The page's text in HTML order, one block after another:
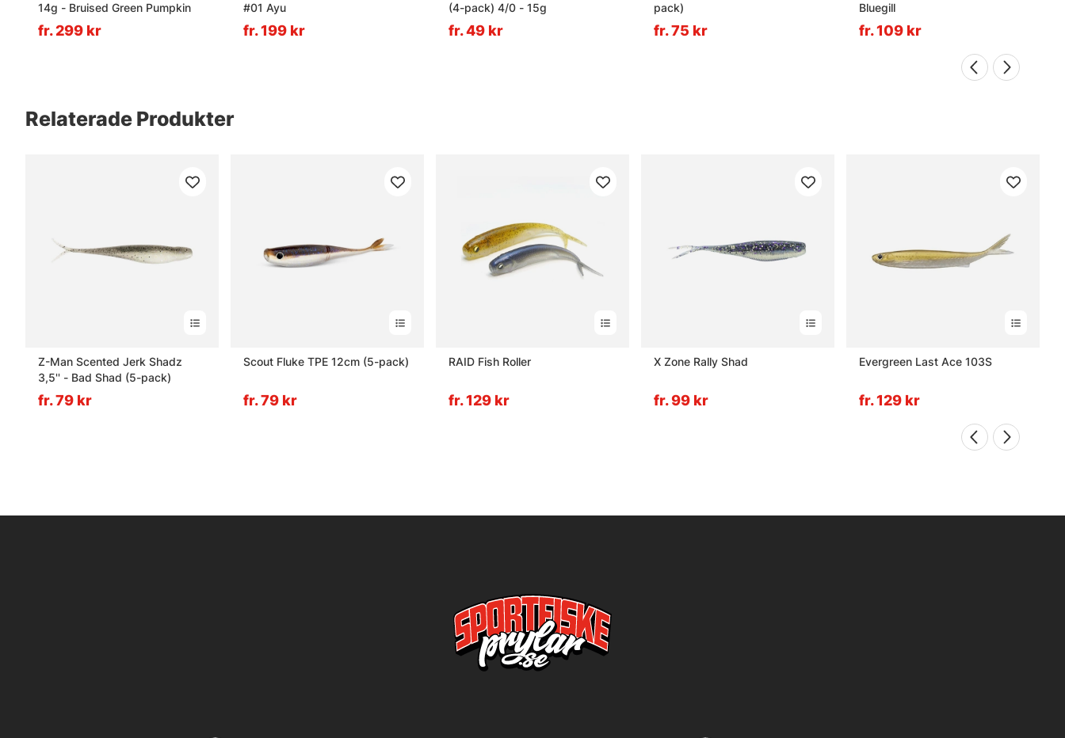
14g - Bruised Green Pumpkin
fr. 299 kr
#01 Ayu
fr. 199 kr
(4-pack) 4/0 - 15g
fr. 49 kr
pack)
fr. 75 kr
Bluegill
fr. 109 kr
Relaterade Produkter
Z-Man Scented Jerk Shadz
3,5'' - Bad Shad (5-pack)
fr. 79 kr
Scout Fluke TPE 12cm (5-pack)
fr. 79 kr
RAID Fish Roller
fr. 129 kr
X Zone Rally Shad
fr. 99 kr
Evergreen Last Ace 103S
fr. 129 kr